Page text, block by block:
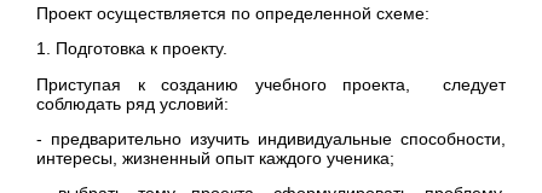
Проект осуществляется по определенной схеме:
1. Подготовка к проекту.
Приступая к созданию учебного проекта, следует
соблюдать ряд условий:
- предварительно изучить индивидуальные способности,
интересы, жизненный опыт каждого ученика;